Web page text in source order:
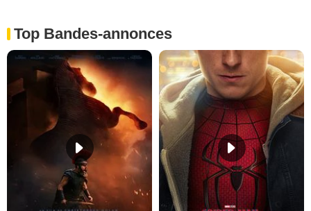
Top Bandes-annonces